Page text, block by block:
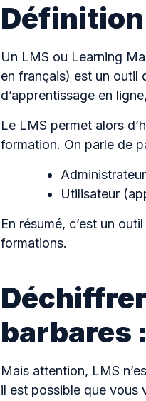
Définition
Un LMS ou Learning
en français) est un outil
d’apprentissage en
Le LMS permet alors
formation. On parle de
Administrateur
Utilisateur
En résumé, c’est un
formations.
barbares :
Mais attention, LMS
il est possible que vous